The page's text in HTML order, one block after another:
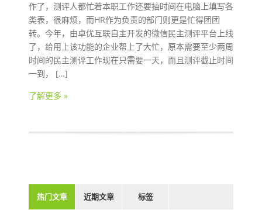
作了，测评人都忙着本职工作还要抽时间在电脑上填写各
类表，很麻烦，而HR作为负责的部门则更是忙得团团
转。今年，由卓优互联自主开发的微信民主测评平台上线
了，给用上该功能的企业帮上了大忙，原本需要至少两周
时间的民主测评工作现在只需要一天，而且测评截止时间
一到， […]
了解更多 »
热门文章 近期文章 标签